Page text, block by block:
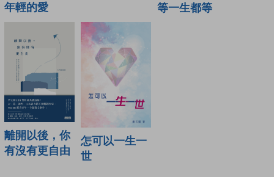
年輕的愛 等一生都等
離開以後，你
有沒有更自由
怎可以一生一
世